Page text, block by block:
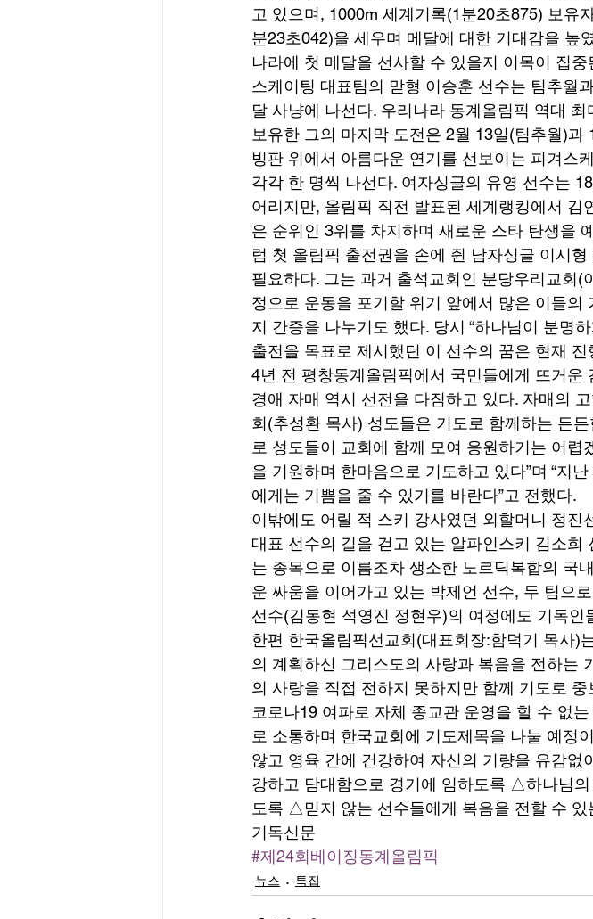
고 있으며, 1000m 세계기록(1분20초875) 보유
분23초042)을 세우며 메달에 대한 기대감을 높
나라에 첫 메달을 선사할 수 있을지 이목이 집
스케이팅 대표팀의 맏형 이승훈 선수는 팀추월
달 사냥에 나선다. 우리나라 동계올림픽 역대
보유한 그의 마지막 도전은 2월 13일(팀추월)
빙판 위에서 아름다운 연기를 선보이는 피겨스
각각 한 명씩 나선다. 여자싱글의 유영 선수는
어리지만, 올림픽 직전 발표된 세계랭킹에서
은 순위인 3위를 차지하며 새로운 스타 탄생을
럼 첫 올림픽 출전권을 손에 쥔 남자싱글 이시
필요하다. 그는 과거 출석교회인 분당우리교회
정으로 운동을 포기할 위기 앞에서 많은 이들
지 간증을 나누기도 했다. 당시 “하나님이 분명
출전을 목표로 제시했던 이 선수의 꿈은 현재 진
4년 전 평창동계올림픽에서 국민들에게 뜨거운
경애 자매 역시 선전을 다짐하고 있다. 자매의
회(추성환 목사) 성도들은 기도로 함께하는 든
로 성도들이 교회에 함께 모여 응원하기는 어
을 기원하며 한마음으로 기도하고 있다”며 “지
에게는 기쁨을 줄 수 있기를 바란다”고 전했다.
이밖에도 어릴 적 스키 강사였던 외할머니 정
대표 선수의 길을 걷고 있는 알파인스키 김소
는 종목으로 이름조차 생소한 노르딕복합의 국
운 싸움을 이어가고 있는 박제언 선수, 두 팀으
선수(김동현 석영진 정현우)의 여정에도 기독
한편 한국올림픽선교회(대표회장:함덕기 목사)
의 계획하신 그리스도의 사랑과 복음을 전하는
의 사랑을 직접 전하지 못하지만 함께 기도로
코로나19 여파로 자체 종교관 운영을 할 수 없
로 소통하며 한국교회에 기도제목을 나눌 예
않고 영육 간에 건강하여 자신의 기량을 유감
강하고 담대함으로 경기에 임하도록 △하나님
도록 △믿지 않는 선수들에게 복음을 전할 수
기독신문
#제24회베이징동계올림픽
뉴스 특집